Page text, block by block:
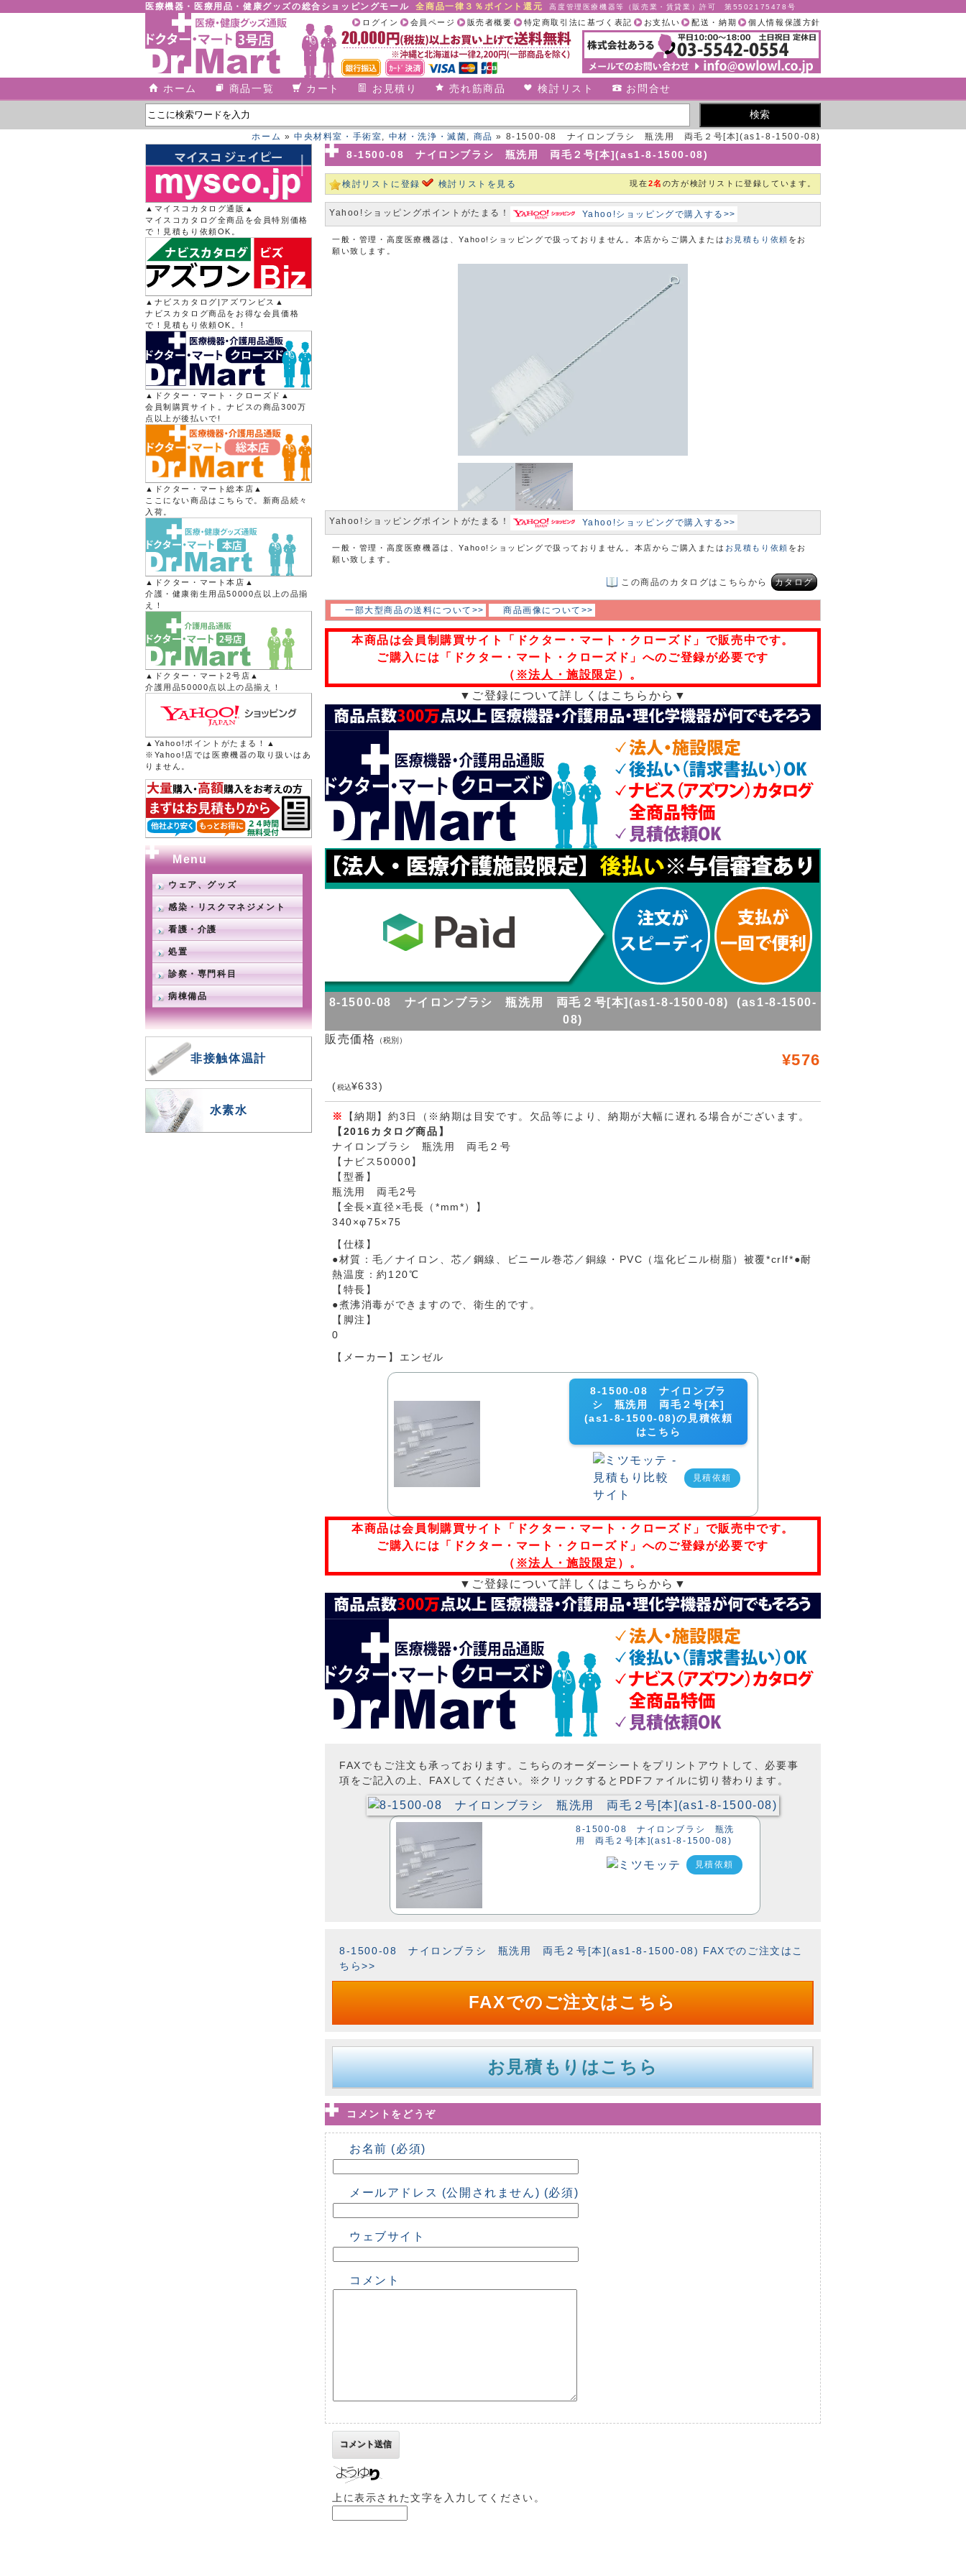
医療機器・医療用品・健康グッズの総合ショッピングモール全商品一律３％ポイント還元 高度管理医療機器等（販売業・賃貸業）許可 第5502175478号
個人情報保護方針
配送・納期
お支払い
特定商取引法に基づく表記
販売者概要
会員ページ
ログイン
ホーム 商品一覧 カート お見積り 売れ筋商品 検討リスト お問合せ
ホーム » 中央材料室・手術室, 中材・洗浄・滅菌, 商品 » 8-1500-08 ナイロンブラシ 瓶洗用 両毛２号[本](as1-8-1500-08)
8-1500-08 ナイロンブラシ 瓶洗用 両毛２号[本](as1-8-1500-08)
検討リストに登録 検討リストを見る 現在2名 の方が検討リストに登録しています。
Yahoo!ショッピングポイントがたまる！ Yahoo!ショッピングで購入する>>
一般・管理・高度医療機器は、Yahoo!ショッピングで扱っておりません。本店からご購入または お見積もり依頼 をお
願い致します。
Yahoo!ショッピングポイントがたまる！ Yahoo!ショッピングで購入する>>
一般・管理・高度医療機器は、Yahoo!ショッピングで扱っておりません。本店からご購入または お見積もり依頼 をお
願い致します。
この商品のカタログはこちらから カタログ
一部大型商品の送料について>> 商品画像について>>
本商品は会員制購買サイト「ドクター・マート・クローズド」で販売中です。
ご購入には「ドクター・マート・クローズド」へのご登録が必要です
（ ※法人・施設限定 ）。
▼ご登録について詳しくはこちらから▼
8-1500-08 ナイロンブラシ 瓶洗用 両毛２号[本](as1-8-1500-08) (as1-8-1500-
08)
販売価格
（税別）
¥576
(税込¥633)
※
【納期】約3日（※納期は目安です。欠品等により、納期が大幅に遅れる場合がございます。
【2016カタログ商品】
ナイロンブラシ 瓶洗用 両毛２号
【ナビス50000】
【型番】
瓶洗用 両毛2号
【全長×直径×毛長（*mm*）】
340×φ75×75
【仕様】
●材質：毛／ナイロン、芯／鋼線、ビニール巻芯／銅線・PVC（塩化ビニル樹脂）被覆*crlf*●耐
熱温度：約120℃
【特長】
●煮沸消毒ができますので、衛生的です。
【脚注】
0
【メーカー】エンゼル
8-1500-08 ナイロンブラ
シ 瓶洗用 両毛２号[本]
(as1-8-1500-08)の見積依頼
はこちら
見積依頼
本商品は会員制購買サイト「ドクター・マート・クローズド」で販売中です。
ご購入には「ドクター・マート・クローズド」へのご登録が必要です
（ ※法人・施設限定 ）。
▼ご登録について詳しくはこちらから▼
FAXでもご注文も承っております。こちらのオーダーシートをプリントアウトして、必要事
項をご記入の上、FAXしてください。※クリックするとPDFファイルに切り替わります。
8-1500-08 ナイロンブラシ 瓶洗
用 両毛２号[本](as1-8-1500-08)
見積依頼
8-1500-08 ナイロンブラシ 瓶洗用 両毛２号[本](as1-8-1500-08) FAXでのご注文はこ
ちら>>
FAXでのご注文はこちら
お見積もりはこちら
コメントをどうぞ
お名前 (必須)
メールアドレス (公開されません) (必須)
ウェブサイト
コメント
上に表示された文字を入力してください。
▲マイスコカタログ通販▲
マイスコカタログ全商品を会員特別価格
で！見積もり依頼OK。
▲ナビスカタログ|アズワンビス▲
ナビスカタログ商品をお得な会員価格
で！見積もり依頼OK。!
▲ドクター・マート・クローズド▲
会員制購買サイト。ナビスの商品300万
点以上が後払いで!
▲ドクター・マート総本店▲
ここにない商品はこちらで。新商品続々
入荷。
▲ドクター・マート本店▲
介護・健康衛生用品50000点以上の品揃
え！
▲ドクター・マート2号店▲
介護用品50000点以上の品揃え！
▲Yahoo!ポイントがたまる！▲
※Yahoo!店では医療機器の取り扱いはあ
りません。
Menu
ウェア、グッズ
感染・リスクマネジメント
看護・介護
処置
診察・専門科目
病棟備品
非接触体温計
水素水